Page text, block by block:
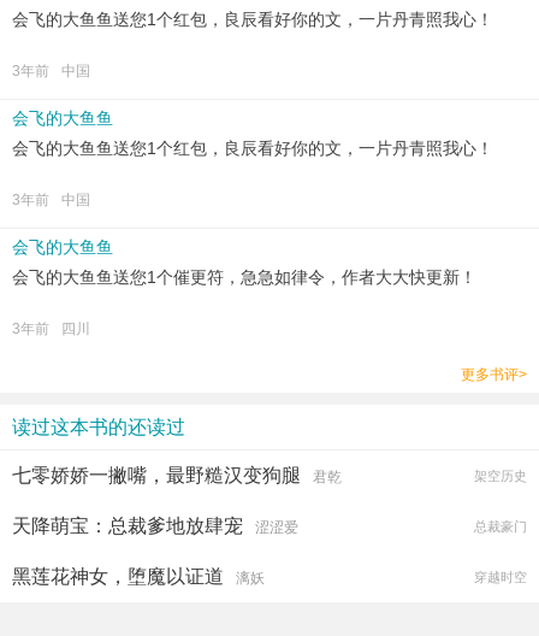
会飞的大鱼鱼送您1个红包，良辰看好你的文，一片丹青照我心！
3年前 中国
会飞的大鱼鱼
会飞的大鱼鱼送您1个红包，良辰看好你的文，一片丹青照我心！
3年前 中国
会飞的大鱼鱼
会飞的大鱼鱼送您1个催更符，急急如律令，作者大大快更新！
3年前 四川
更多书评>
读过这本书的还读过
七零娇娇一撇嘴，最野糙汉变狗腿 君乾 架空历史
天降萌宝：总裁爹地放肆宠 涩涩爱 总裁豪门
黑莲花神女，堕魔以证道 漓妖 穿越时空